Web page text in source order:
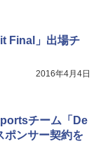
Final」出場チ
2016年4月4日
チーム「De
ンサー契約を